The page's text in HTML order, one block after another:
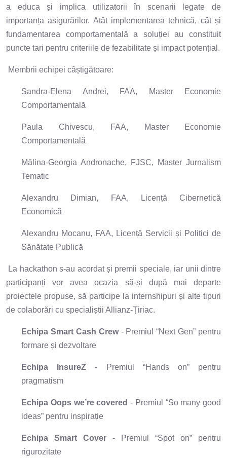
a educa și implica utilizatorii în scenarii legate de
importanța asigurărilor. Atât implementarea tehnică, cât și
fundamentarea comportamentală a soluției au constituit
puncte tari pentru criteriile de fezabilitate și impact potențial.
Membrii echipei câștigătoare:
Sandra-Elena Andrei, FAA, Master Economie
Comportamentală
Paula Chivescu, FAA, Master Economie
Comportamentală
Mălina-Georgia Andronache, FJSC, Master Jurnalism
Tematic
Alexandru Dimian, FAA, Licență Cibernetică
Economică
Alexandru Mocanu, FAA, Licență Servicii și Politici de
Sănătate Publică
La hackathon s-au acordat și premii speciale, iar unii dintre
participanți vor avea ocazia să-și după mai departe
proiectele propuse, să participe la internshipuri și alte tipuri
de colaborări cu specialiștii Allianz-Țiriac.
Echipa Smart Cash Crew - Premiul “Next Gen” pentru
formare și dezvoltare
Echipa InsureZ - Premiul “Hands on” pentru
pragmatism
Echipa Oops we’re covered - Premiul “So many good
ideas” pentru inspirație
Echipa Smart Cover - Premiul “Spot on” pentru
rigurozitate